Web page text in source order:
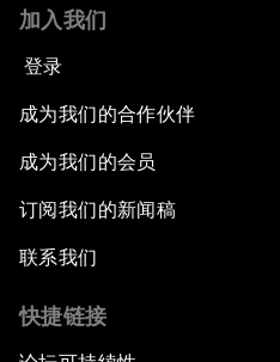
加入我们
登录
成为我们的合作伙伴
成为我们的会员
订阅我们的新闻稿
联系我们
快捷链接